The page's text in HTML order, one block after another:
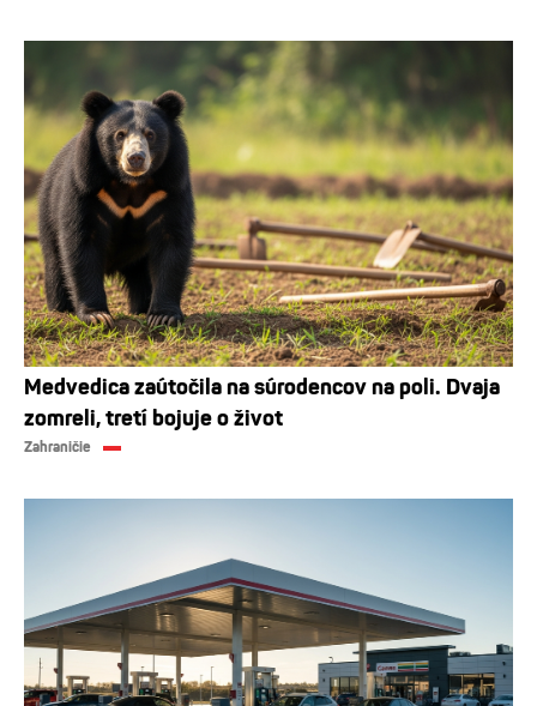
Medvedica zaútočila na súrodencov na poli. Dvaja
zomreli, tretí bojuje o život
Zahraničie